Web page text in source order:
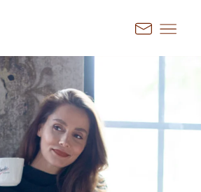
Kontakt
taal
voor
EN